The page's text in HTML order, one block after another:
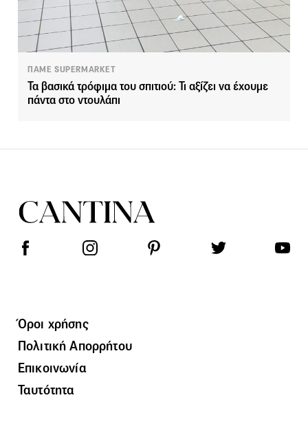
ΠΑΜΕ SUPERMARKET
Τα βασικά τρόφιμα του σπιτιού: Τι αξίζει να έχουμε
πάντα στο ντουλάπι
Όροι χρήσης
Πολιτική Απορρήτου
Επικοινωνία
Ταυτότητα